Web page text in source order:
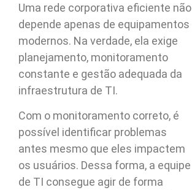
Uma rede corporativa eficiente não
depende apenas de equipamentos
modernos. Na verdade, ela exige
planejamento, monitoramento
constante e gestão adequada da
infraestrutura de TI.
Com o monitoramento correto, é
possível identificar problemas
antes mesmo que eles impactem
os usuários. Dessa forma, a equipe
de TI consegue agir de forma